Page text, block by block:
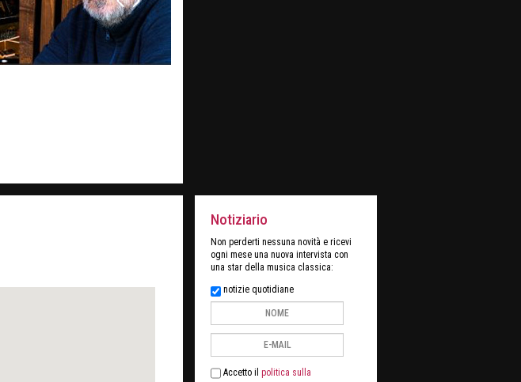
Notiziario
Non perderti nessuna novità e ricevi
ogni mese una nuova intervista con
una star della musica classica:
notizie quotidiane
Accetto il politica sulla